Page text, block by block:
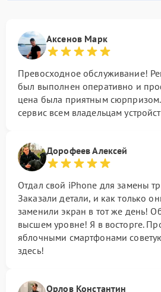
Аксенов Марк
Превосходное обслуживание!
был выполнен оперативно и
цена была приятным
сервис всем владельцам
Дорофеев Алексей
Отдал свой iPhone для замены
Заказали детали, и как только
заменили экран в тот же день!
высшем уровне! Я в восторге.
яблочными смартфонами
здесь!
Орлов Константин